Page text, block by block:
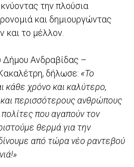
την πλούσια
και δημιουργώντας
και το μέλλον.
Δήμου Ανδραβίδας –
δήλωσε: «Το
κάθε χρόνο και καλύτερο,
περισσότερους ανθρώπους
που αγαπούν τον
θερμά για την
από τώρα νέο ραντεβού